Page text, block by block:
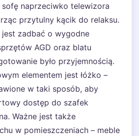
naprzeciwko telewizora
przytulny kącik do relaksu.
zadbać o wygodne
AGD oraz blatu
było przyjemnością.
elementem jest łóżko –
w taki sposób, aby
dostęp do szafek
Ważne jest także
w pomieszczeniach – meble